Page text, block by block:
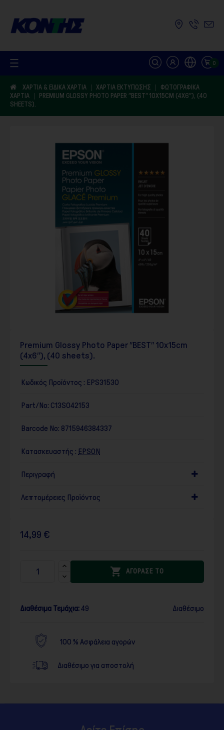
ιστότοπος
περιλαμβάνει
σύστημα
προσβασιμότητας.
0
ΧΑΡΤΙΆ & ΕΙΔΙΚΆ ΧΑΡΤΙΆ ΧΑΡΤΙΆ ΕΚΤΎΠΩΣΗΣ
ΦΩΤΟΓΡΑΦΙΚΆ
ΧΑΡΤΙΆ
PREMIUM GLOSSY PHOTO PAPER ″BEST″ 10X15CM (4X6″), (40
SHEETS).
Premium Glossy Photo Paper ″BEST″ 10x15cm
(4x6″), (40 sheets).
Κωδικός Προϊόντος : EPS31530
Part/No: C13S042153
Barcode No: 8715946384337
Κατασκευαστής : EPSON
Περιγραφή
Λεπτομέρειες Προϊόντος
14,99 €
 ΑΓΟΡΑΣΕ ΤΟ
Διαθέσιμα Τεμάχια:49 Διαθέσιμο
100 % Ασφάλεια αγορών
Διαθέσιμο για αποστολή